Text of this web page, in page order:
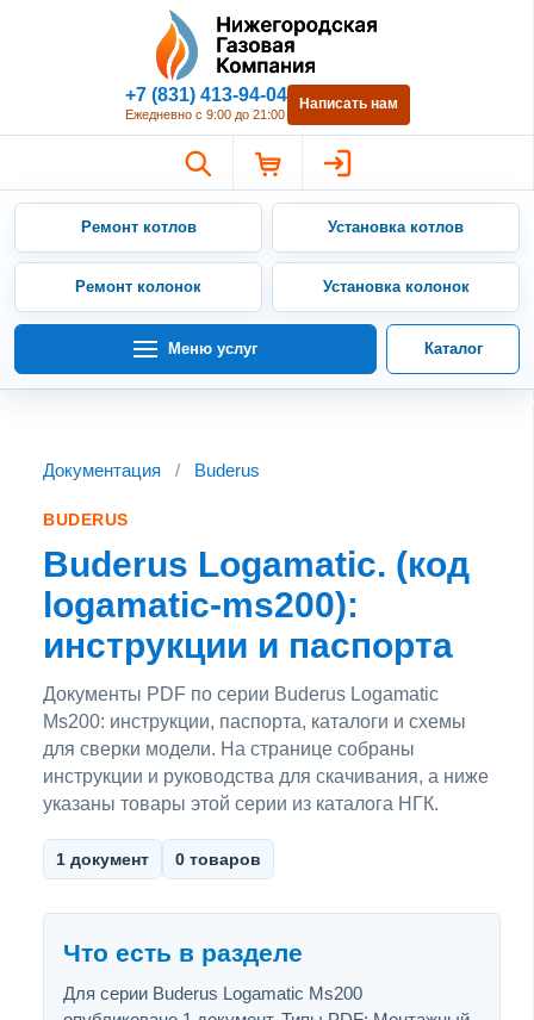
Нижегородская Газовая
+7 (831) 413-94-04
Ежедневно с 9:00 до 21:00
Написать нам
Ремонт котлов Установка котлов
Ремонт колонок Установка колонок
Меню услуг Каталог
Документация / Buderus
BUDERUS
Buderus Logamatic. (код
logamatic-ms200):
инструкции и паспорта
Документы PDF по серии Buderus Logamatic
Ms200: инструкции, паспорта, каталоги и схемы
для сверки модели. На странице собраны
инструкции и руководства для скачивания, а ниже
указаны товары этой серии из каталога НГК.
1 документ 0 товаров
Что есть в разделе
Для серии Buderus Logamatic Ms200